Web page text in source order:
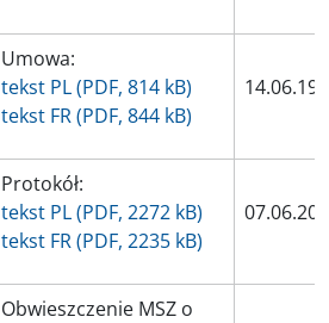
Umowa:
tekst PL (PDF, 814 kB)
tekst FR (PDF, 844 kB)
Protokół:
tekst PL (PDF, 2272 kB)
tekst FR (PDF, 2235 kB)
Obwieszczenie MSZ o